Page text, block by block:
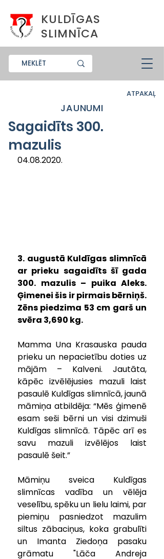
KULDĪGAS
SLIMNĪCA
ATPAKAĻ
JAUNUMI
Sagaidīts 300.
mazulis
04.08.2020.
3. augustā Kuldīgas slimnīcā
ar prieku sagaidīts šī gada
300. mazulis – puika Aleks.
Ģimenei šis ir pirmais bērniņš.
Zēns piedzima 53 cm garš un
svēra 3,690 kg.
Mamma Una Krasauska pauda
prieku un nepacietību doties uz
mājām – Kalveni. Jautāta,
kāpēc izvēlējusies mazuli laist
pasaulē Kuldīgas slimnīcā, jaunā
māmiņa atbildēja: “Mēs ģimenē
esam seši bērni un visi dzimuši
Kuldīgas slimnīcā. Tāpēc arī es
savu mazuli izvēlējos laist
pasaulē šeit.”
Māmiņu sveica Kuldīgas
slimnīcas vadība un vēlēja
veselību, spēku un lielu laimi, par
piemiņu pasniedzot mazulim
siltus zābaciņus, koka grabulīti
un Imanta Ziedoņa pasaku
grāmatu "Lāča Andreja